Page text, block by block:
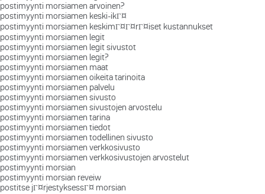
postimyynti morsiamen arvoinen?
postimyynti morsiamen keski-ikГ¤
postimyynti morsiamen keskimГ¤Г¤rГ¤iset kustannukset
postimyynti morsiamen legit
postimyynti morsiamen legit sivustot
postimyynti morsiamen legit?
postimyynti morsiamen maat
postimyynti morsiamen oikeita tarinoita
postimyynti morsiamen palvelu
postimyynti morsiamen sivusto
postimyynti morsiamen sivustojen arvostelu
postimyynti morsiamen tarina
postimyynti morsiamen tiedot
postimyynti morsiamen todellinen sivusto
postimyynti morsiamen verkkosivusto
postimyynti morsiamen verkkosivustojen arvostelut
postimyynti morsian
postimyynti morsian reveiw
postitse jГ¤rjestyksessГ¤ morsian